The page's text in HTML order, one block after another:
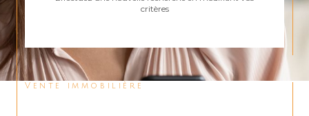
critères
Vente immobilière